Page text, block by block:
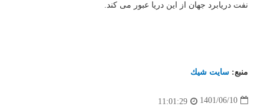
نفت دریابرد جهان از این دریا عبور می کند.
منبع: سایت شیك
1401/06/10
11:01:29